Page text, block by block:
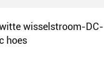
wisselstroom-DC-
hoes